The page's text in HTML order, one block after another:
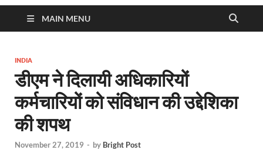
MAIN MENU
INDIA
डीएम ने दिलायी अधिकारियों
कर्मचारियों को संविधान की उद्देशिका
की शपथ
November 27, 2019 - by Bright Post